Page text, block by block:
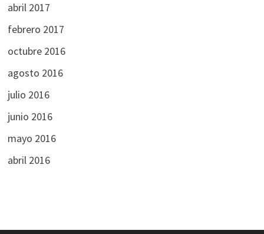
abril 2017
febrero 2017
octubre 2016
agosto 2016
julio 2016
junio 2016
mayo 2016
abril 2016